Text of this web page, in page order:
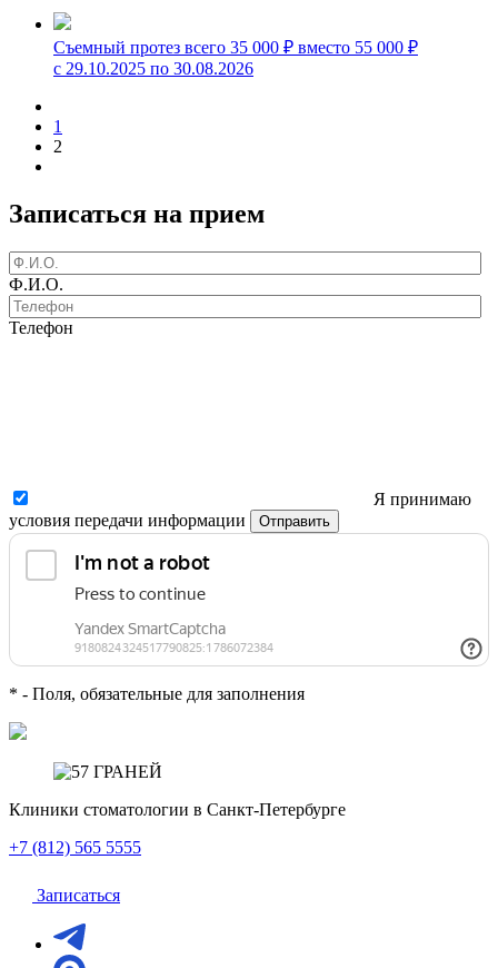
Съемный протез всего 35 000 ₽ вместо 55 000 ₽
с 29.10.2025 по 30.08.2026
1
2
Записаться на прием
Ф.И.О.
Телефон
Я принимаю
условия передачи информации
Отправить
* - Поля, обязательные для заполнения
Клиники стоматологии в Санкт-Петербурге
+7 (812) 565 5555
Записаться